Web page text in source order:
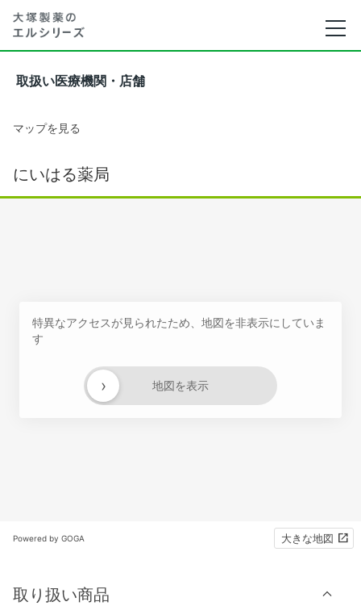
取扱い医療機関・店舗
マップを見る
にいはる薬局
特異なアクセスが見られたため、地図を非表示にしていま
す
地図を表示
›
Powered by GOGA 大きな地図
取り扱い商品